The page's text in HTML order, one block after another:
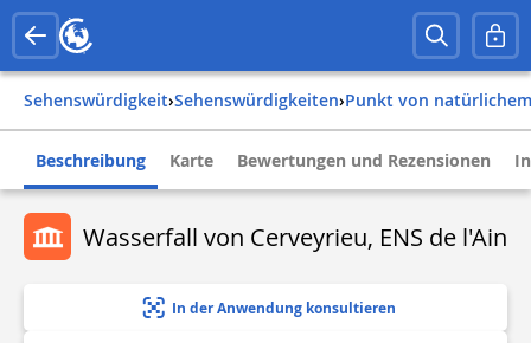
Sehenswürdigkeit› Sehenswürdigkeiten› Punkt von
Beschreibung Karte Bewertungen und Rezensionen
Wasserfall von Cerveyrieu, ENS de l'Ain
In der Anwendung konsultieren